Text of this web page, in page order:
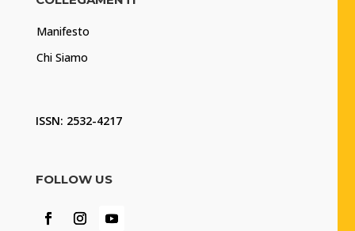
Manifesto
Chi Siamo
ISSN: 2532-4217
FOLLOW US